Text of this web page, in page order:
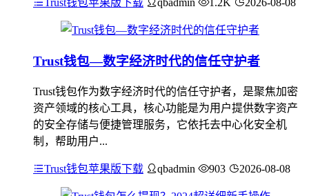
Trust钱包苹果版下载 qbadmin 1.2K 2026-08-08
Trust钱包—数字经济时代的信任守护者
Trust钱包作为数字经济时代的信任守护者，是聚焦加密
资产领域的核心工具，核心功能是为用户提供数字资产
的安全存储与便捷管理服务，它依托去中心化安全机
制，帮助用户...
Trust钱包苹果版下载 qbadmin 903 2026-08-08